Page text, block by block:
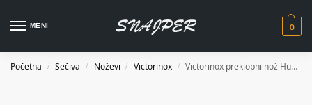
MENI 0
Početna / Sečiva / Noževi / Victorinox / Victorinox preklopni nož Huntsman red 13713.B1 Blister